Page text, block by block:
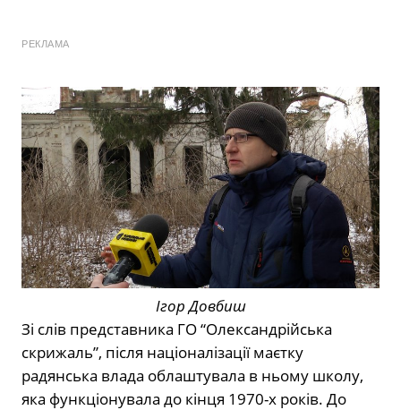
РЕКЛАМА
Ігор Довбиш
Зі слів представника ГО “Олександрійська
скрижаль”, після націоналізації маєтку
радянська влада облаштувала в ньому школу,
яка функціонувала до кінця 1970-х років. До